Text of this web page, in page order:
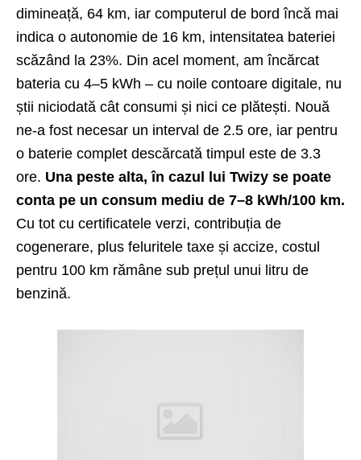
dimineață, 64 km, iar computerul de bord încă mai
indica o autonomie de 16 km, intensitatea bateriei
scăzând la 23%. Din acel moment, am încărcat
bateria cu 4–5 kWh – cu noile contoare digitale, nu
știi niciodată cât consumi și nici ce plătești. Nouă
ne-a fost necesar un interval de 2.5 ore, iar pentru
o baterie complet descărcată timpul este de 3.3
ore. Una peste alta, în cazul lui Twizy se poate
conta pe un consum mediu de 7–8 kWh/100 km.
Cu tot cu certificatele verzi, contribuția de
cogenerare, plus feluritele taxe și accize, costul
pentru 100 km rămâne sub prețul unui litru de
benzină.